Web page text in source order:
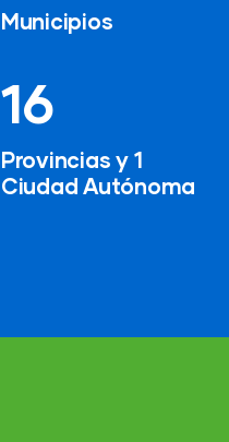
Municipios
24
Provincias y 1
Ciudad Autónoma